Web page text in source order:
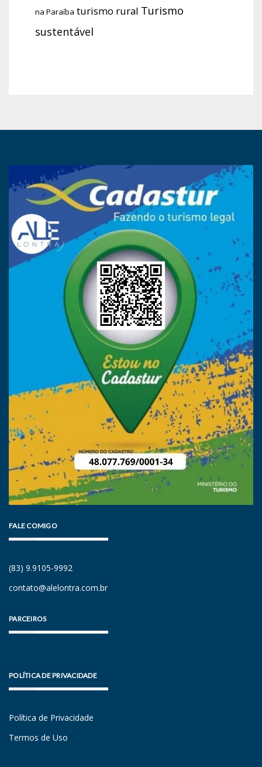
na Paraíba turismo rural Turismo
sustentável
FALE COMIGO
(83) 9.9105-9992
contato@alelontra.com.br
PARCEIROS
POLÍTICA DE PRIVACIDADE
Política de Privacidade
Termos de Uso